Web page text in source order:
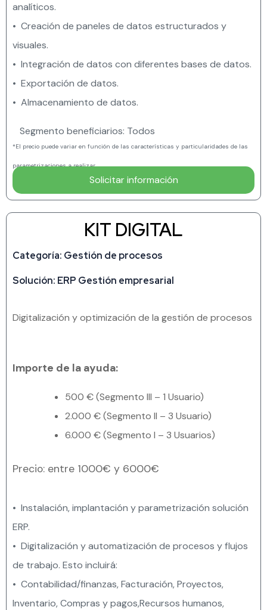
analíticos.
• Creación de paneles de datos estructurados y
visuales.
• Integración de datos con diferentes bases de datos.
• Exportación de datos.
• Almacenamiento de datos.
Segmento beneficiarios: Todos
*El precio puede variar en función de las características y particularidades de las
parametrizaciones a realizar.
Solicitar información
KIT DIGITAL
Categoría: Gestión de procesos
Solución: ERP Gestión empresarial
Digitalización y optimización de la gestión de procesos
Importe de la ayuda:
500 € (Segmento III – 1 Usuario)
2.000 € (Segmento II – 3 Usuario)
6.000 € (Segmento I – 3 Usuarios)
Precio: entre 1000€ y 6000€
• Instalación, implantación y parametrización solución
ERP.
• Digitalización y automatización de procesos y flujos
de trabajo. Esto incluirá:
• Contabilidad/finanzas, Facturación, Proyectos,
Inventario, Compras y pagos,Recursos humanos,